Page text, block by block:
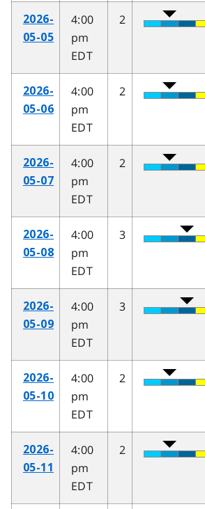
2026-
05-05
4:00
pm
EDT
2
2026-
05-06
4:00
pm
EDT
2
2026-
05-07
4:00
pm
EDT
2
2026-
05-08
4:00
pm
EDT
3
2026-
05-09
4:00
pm
EDT
3
2026-
05-10
4:00
pm
EDT
2
2026-
05-11
4:00
pm
EDT
2